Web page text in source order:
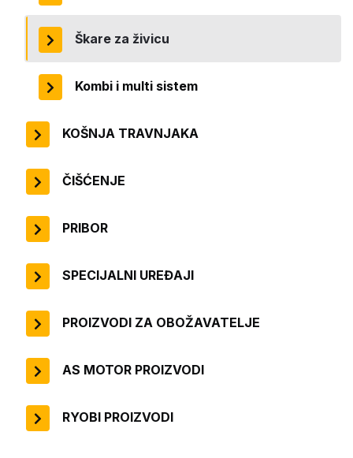
Škare za živicu
Kombi i multi sistem
KOŠNJA TRAVNJAKA
ČIŠĆENJE
PRIBOR
SPECIJALNI UREĐAJI
PROIZVODI ZA OBOŽAVATELJE
AS MOTOR PROIZVODI
RYOBI PROIZVODI